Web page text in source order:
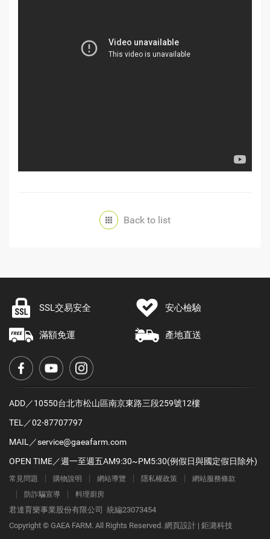
Back to list
SSL交易安全 安心檢驗
滿額免運 產地直送
ADD／10550台北市松山區南京東路三段259號12樓
TEL／02-87707797
MAIL／service@gaeafarm.com
OPEN TIME／週一至週五AM9:30~PM5:30(例假日與國定假日除外)
常見問題 購物說明 網站導覽 隱私權政策
網站服務條款
防詐騙宣導
料理廚房
君達育樂事業股份有限公司 統編23073454
Copyright © GAEA FARM. All Rights Reserved. 網頁設計 | 鉅潞科技